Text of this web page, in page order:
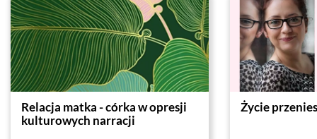
Relacja matka - córka w opresji
kulturowych narracji
Życie